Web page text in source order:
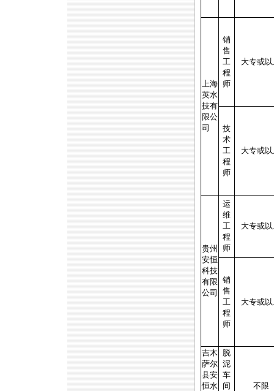
上海
英水
技有
限公
司
销
售
工
程
师
大专或
技
术
工
程
师
大专或
贵州
安恒
科技
有限
公司
运
维
工
程
师
大专或
销
售
工
程
师
大专或
吉木
萨尔
县安
恒水
脱
泥
车
间
不限